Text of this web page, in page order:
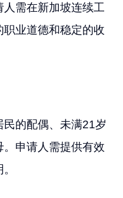
需在新加坡连续工
业道德和稳定的收
的配偶、未满21岁
申请人需提供有效